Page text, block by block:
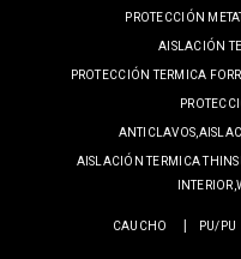
PROTECCIÓN
AISLACIÓN
PROTECCIÓN TERMICA
AISLACIÓN TERMICA
CAUCHO PU/PU